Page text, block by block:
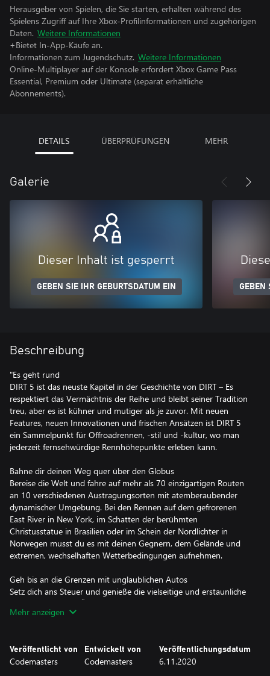
Herausgeber von Spielen, die Sie starten, erhalten während des
Spielens Zugriff auf Ihre Xbox-Profilinformationen und zugehörigen
Daten. Weitere Informationen
+Bietet In-App-Käufe an.
Informationen zum Jugendschutz. Weitere Informationen
Online-Multiplayer auf der Konsole erfordert Xbox Game Pass
Essential, Premium oder Ultimate (separat erhältliche
Abonnements).
DETAILS ÜBERPRÜFUNGEN MEHR
Galerie
Dieser Inhalt ist gesperrt
GEBEN SIE IHR GEBURTSDATUM EIN GEBEN
Beschreibung
"Es geht rund
DIRT 5 ist das neuste Kapitel in der Geschichte von DIRT – Es
respektiert das Vermächtnis der Reihe und bleibt seiner Tradition
treu, aber es ist kühner und mutiger als je zuvor. Mit neuen
Features, neuen Innovationen und frischen Ansätzen ist DIRT 5
ein Sammelpunkt für Offroadrennen, -stil und -kultur, wo man
jederzeit fernsehwürdige Rennhöhepunkte erleben kann.
Bahne dir deinen Weg quer über den Globus
Bereise die Welt und fahre auf mehr als 70 einzigartigen Routen
an 10 verschiedenen Austragungsorten mit atemberaubender
dynamischer Umgebung. Bei den Rennen auf dem gefrorenen
East River in New York, im Schatten der berühmten
Christusstatue in Brasilien oder im Schein der Nordlichter in
Norwegen musst du es mit deinen Gegnern, dem Gelände und
extremen, wechselhaften Wetterbedingungen aufnehmen.
Geh bis an die Grenzen mit unglaublichen Autos
Setz dich ans Steuer und genieße die vielseitige und erstaunliche
Auswahl an Autos. Überwinde das schwierigste Gelände mit
Felsklettermaschinen, fahre mit kultigen Rallye-Autos auf neuen
Muscle Cars machen die ultimative Offroad-Garage komplett.
Mehr anzeigen
Veröffentlicht von
Codemasters
Entwickelt von
Codemasters
Veröffentlichungsdatum
6.11.2020